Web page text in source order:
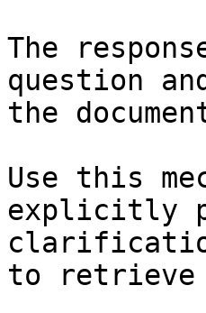
The
question
the
Use this
explicitly